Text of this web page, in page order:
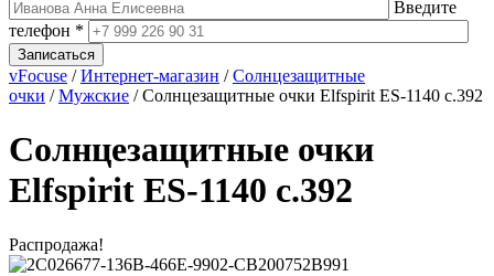
Введите
телефон *
Записаться
vFocuse /Интернет-магазин /Солнцезащитные
очки /Мужские / Солнцезащитные очки Elfspirit ES-1140 c.392
Солнцезащитные очки
Elfspirit ES-1140 c.392
Распродажа!